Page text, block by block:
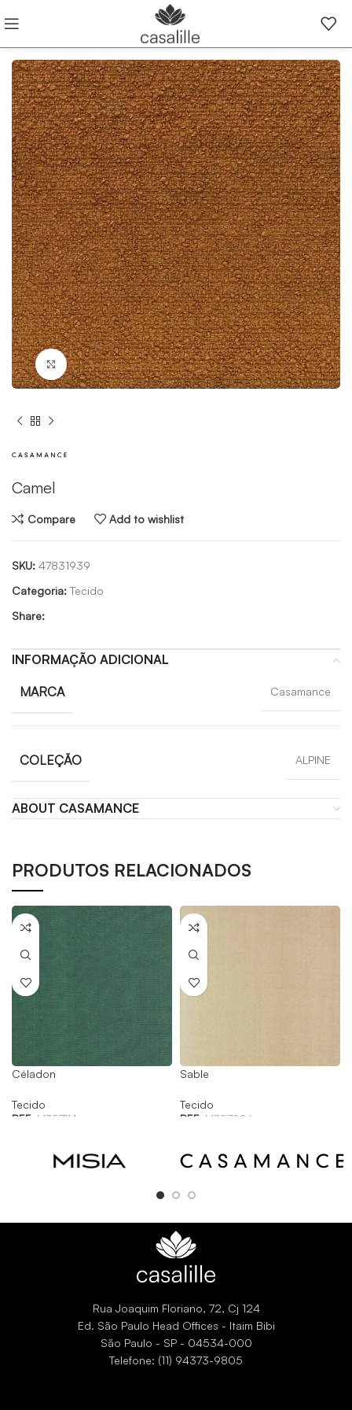
Click to enlarge
Camel
Compare Add to wishlist
SKU: 47831939
Categoria: Tecido
Share:
INFORMAÇÃO ADICIONAL
MARCA Casamance
COLEÇÃO ALPINE
ABOUT CASAMANCE
PRODUTOS RELACIONADOS
Céladon
Tecido
REF: M357114
Sable
Tecido
REF: M357206
Rua Joaquim Floriano, 72, Cj 124
Ed. São Paulo Head Offices - Itaim Bibi
São Paulo - SP - 04534-000
Telefone: (11) 94373-9805